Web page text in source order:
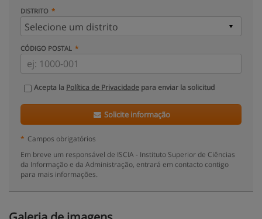
DISTRITO
CÓDIGO POSTAL
Acepta la Política de Privacidade para enviar la solicitud
Solicite informação
* Campos obrigatórios
Em breve um responsável de ISCIA - Instituto Superior de Ciências
da Informação e da Administração, entrará em contacto contigo
para mais informações.